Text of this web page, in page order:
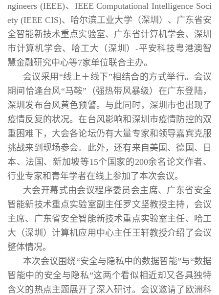
ngineers (IEEE)、IEEE Computational Intelligence Soci
ety (IEEE CIS)、哈尔滨工业大学（深圳）、广东省安
全智能新技术重点实验室、广东省计算机学会、深圳
市计算机学会、哈工大（深圳）-平安科技粤港澳智
慧金融研究中心等7家单位联合主办。
会议采用“线上＋线下”相结合的方式举行。会议
期间恰逢台风“马鞍”（强热带风暴级）在广东登陆，
深圳发布台风黄色预警。与此同时，深圳市也出现了
疫情反复的状况。在台风影响和深圳市疫情防控的双
重困难下，大会各论坛仍有大量专家和领导嘉宾克服
挑战来到现场参会。此外，还有来自美国、德国、日
本、法国、新加坡等15个国家的200余名论文作者、
行业专家和青年学者在线上参加了本次会议。
大会开幕式由会议程序委员会主席、广东省安全
智能新技术重点实验室副主任罗文坚教授主持，会议
主席、广东省安全智能新技术重点实验室主任、哈工
大（深圳）计算机应用中心主任王轩教授介绍了会议
整体情况。
本次会议围绕“安全与隐私中的数据智能”与“数据
智能中的安全与隐私”这两个看似相近却又各具独特
含义的热点主题展开了深入研讨。会议邀请了欧洲科